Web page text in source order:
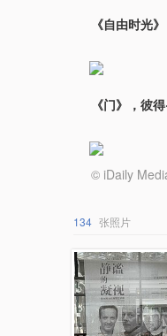
《自由时光
《门》，彼
© iDaily
134 张照片